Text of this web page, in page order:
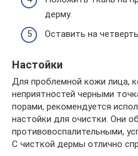
дерму.
Оставить на
Настойки
Для проблемной кожи лица,
неприятностей черными
порами, рекомендуется
настойки для очистки. Они
противовоспалительными,
С чисткой дермы отлично